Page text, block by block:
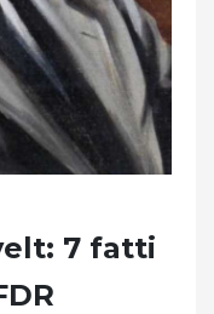
7 fatti